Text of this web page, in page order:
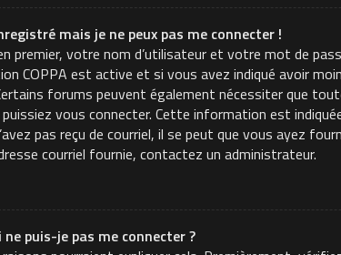
mais je ne peux pas me connecter !
premier, votre nom d’utilisateur et votre mot de
COPPA est active et si vous avez indiqué avoir
forums peuvent également nécessiter que
vous connecter. Cette information est
pas reçu de courriel, il se peut que vous ayez
courriel fournie, contactez un administrateur.
ne puis-je pas me connecter ?